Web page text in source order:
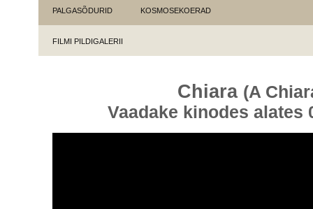
PALGASÕDURID KOSMOSEKOERAD
FILMI PILDIGALERII
Chiara (A
Vaadake kinodes alates